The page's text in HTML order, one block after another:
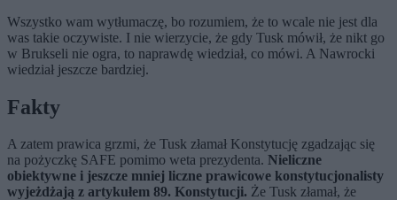
Wszystko wam wytłumaczę, bo rozumiem, że to wcale nie jest dla
was takie oczywiste. I nie wierzycie, że gdy Tusk mówił, że nikt go
w Brukseli nie ogra, to naprawdę wiedział, co mówi. A Nawrocki
wiedział jeszcze bardziej.
Fakty
A zatem prawica grzmi, że Tusk złamał Konstytucję zgadzając się
na pożyczkę SAFE pomimo weta prezydenta. Nieliczne
obiektywne i jeszcze mniej liczne prawicowe konstytucjonalisty
wyjeżdżają z artykułem 89. Konstytucji. Że Tusk złamał, że